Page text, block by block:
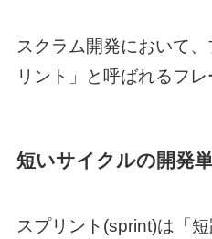
スクラム開発において
リント」と呼ばれるフレ
短いサイクルの開発
スプリント(sprint)は「